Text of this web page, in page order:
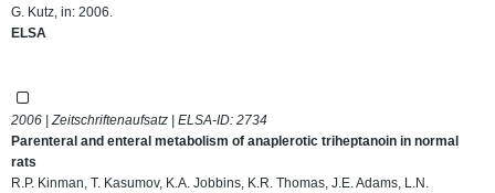
G. Kutz, in: 2006.
ELSA
2006 | Zeitschriftenaufsatz | ELSA-ID: 2734
Parenteral and enteral metabolism of anaplerotic triheptanoin in normal
rats
R.P. Kinman, T. Kasumov, K.A. Jobbins, K.R. Thomas, J.E. Adams, L.N.